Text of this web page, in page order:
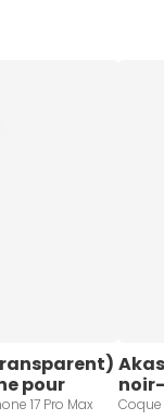
pour
17 Pro Max